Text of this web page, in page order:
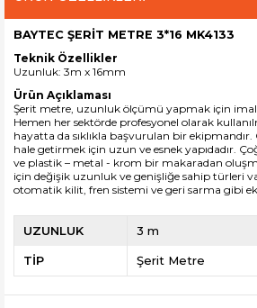
BAYTEC ŞERİT METRE 3*16 MK4133
Teknik Özellikler
Uzunluk: 3m x 16mm
Ürün Açıklaması
Şerit metre, uzunluk ölçümü yapmak için imal
Hemen her sektörde profesyonel olarak
hayatta da sıklıkla başvurulan bir
hale getirmek için uzun ve esnek yapıdadır.
ve plastik – metal - krom bir makaradan
için değişik uzunluk ve genişliğe sahip türleri
otomatik kilit, fren sistemi ve geri sarma gibi
UZUNLUK 3 m
TİP Şerit Metre